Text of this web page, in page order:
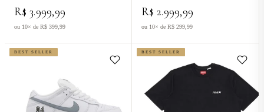
R$ 3.999,99
ou 10× de R$ 399,99
R$ 2.999,99
ou 10× de R$ 299,99
BEST SELLER BEST SELLER